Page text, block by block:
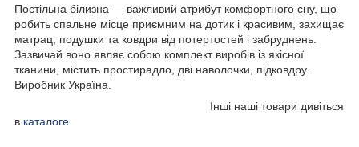
Постільна білизна — важливий атрибут комфортного сну, що
робить спальне місце приємним на дотик і красивим, захищає
матрац, подушки та ковдри від потертостей і забруднень.
Зазвичай воно являє собою комплект виробів із якісної
тканини, містить простирадло, дві наволочки, підковдру.
Виробник Україна.
Інші наші товари дивіться
в каталоге